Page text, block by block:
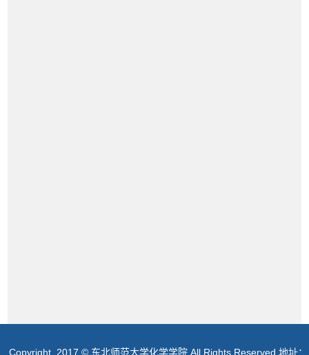
Copyright 2017 © 东北师范大学化学学院 All Rights Reserved 地址：